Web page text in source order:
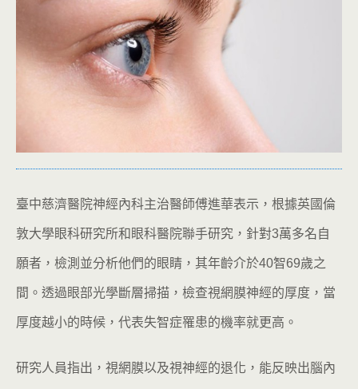
臺中慈濟醫院神經內科主治醫師傅進華表示，根據英國倫
敦大學眼科研究所和眼科醫院聯手研究，針對3萬多名自
願者，檢測並分析他們的眼睛，其年齡介於40智69歲之
間。透過眼部光學斷層掃描，檢查視網膜神經的厚度，當
厚度越小的時候，代表失智症罹患的機率就更高。
研究人員指出，視網膜以及視神經的退化，能反映出腦內